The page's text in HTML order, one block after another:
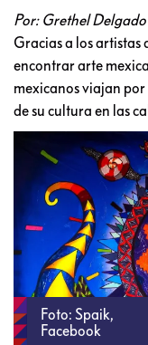
Por: Grethel Delgado
Gracias a los artistas
encontrar arte
mexicanos viajan
de su cultura en las
Foto: Spaik,
Facebook